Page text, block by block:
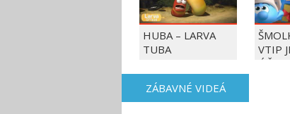
HUBA – LARVA
TUBA
VTIP
ÚČET
ZÁBAVNÉ VIDEÁ